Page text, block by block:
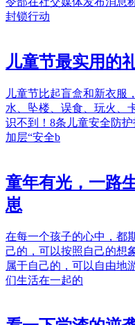
封锁行动
儿童节最实用的
儿童节比起盲盒和新衣服
水、坠楼、误食、玩火
识不到！8条儿童安全防
加层“安全b
童年有光，一路
崽
在每一个孩子的心中，都
己的，可以按照自己的想
属于自己的，可以自由地
们生活在一起的